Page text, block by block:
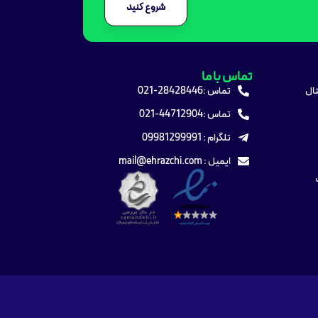
شروع کنید
تماس با ما
تماس :28428446-021
تماس :44712904-021
تلگرام : 09981299991
ایمیل : mail@ehrazchi.com